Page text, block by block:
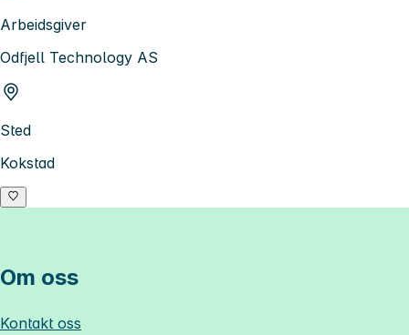
Arbeidsgiver
Odfjell Technology AS
Sted
Kokstad
Om oss
Kontakt oss